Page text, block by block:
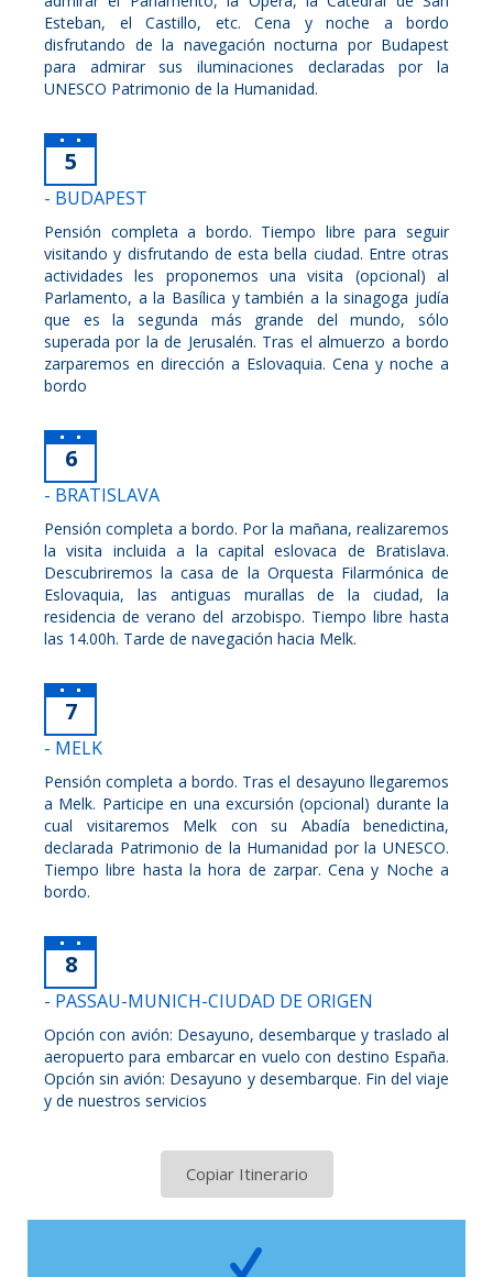
Esteban, el Castillo, etc. Cena y noche a bordo
disfrutando de la navegación nocturna por Budapest
para admirar sus iluminaciones declaradas por la
UNESCO Patrimonio de la Humanidad.
5
- BUDAPEST
Pensión completa a bordo. Tiempo libre para seguir
visitando y disfrutando de esta bella ciudad. Entre otras
actividades les proponemos una visita (opcional) al
Parlamento, a la Basílica y también a la sinagoga judía
que es la segunda más grande del mundo, sólo
superada por la de Jerusalén. Tras el almuerzo a bordo
zarparemos en dirección a Eslovaquia. Cena y noche a
bordo
6
- BRATISLAVA
Pensión completa a bordo. Por la mañana, realizaremos
la visita incluida a la capital eslovaca de Bratislava.
Descubriremos la casa de la Orquesta Filarmónica de
Eslovaquia, las antiguas murallas de la ciudad, la
residencia de verano del arzobispo. Tiempo libre hasta
las 14.00h. Tarde de navegación hacia Melk.
7
- MELK
Pensión completa a bordo. Tras el desayuno llegaremos
a Melk. Participe en una excursión (opcional) durante la
cual visitaremos Melk con su Abadía benedictina,
declarada Patrimonio de la Humanidad por la UNESCO.
Tiempo libre hasta la hora de zarpar. Cena y Noche a
bordo.
8
- PASSAU-MUNICH-CIUDAD DE ORIGEN
Opción con avión: Desayuno, desembarque y traslado al
aeropuerto para embarcar en vuelo con destino España.
Opción sin avión: Desayuno y desembarque. Fin del viaje
y de nuestros servicios
Copiar Itinerario